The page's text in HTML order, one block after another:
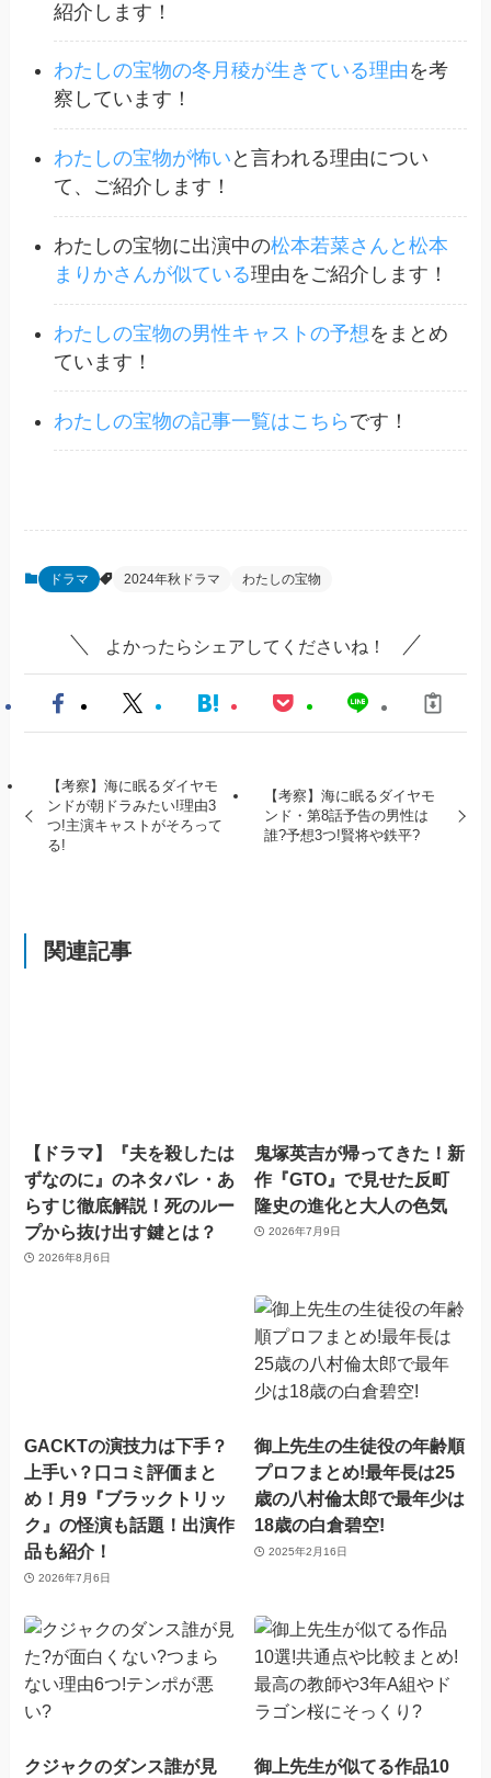
紹介します！
わたしの宝物の冬月稜が生きている理由を考
察しています！
わたしの宝物が怖い と言われる理由につい
て、ご紹介します！
わたしの宝物に出演中の松本若菜さんと松本
まりかさんが似ている理由をご紹介します！
わたしの宝物の男性キャストの予想をまとめ
ています！
わたしの宝物の記事一覧はこちら です！
ドラマ 2024年秋ドラマ わたしの宝物
よかったらシェアしてくださいね！
【考察】海に眠るダイヤモ
ンドが朝ドラみたい!理由3
つ!主演キャストがそろって
る!
【考察】海に眠るダイヤモ
ンド・第8話予告の男性は
誰?予想3つ!賢将や鉄平?
関連記事
【ドラマ】『夫を殺したは
ずなのに』のネタバレ・あ
らすじ徹底解説！死のルー
プから抜け出す鍵とは？
2026年8月6日
鬼塚英吉が帰ってきた！新
作『GTO』で見せた反町
隆史の進化と大人の色気
2026年7月9日
GACKTの演技力は下手？
上手い？口コミ評価まと
め！月9『ブラックトリッ
ク』の怪演も話題！出演作
品も紹介！
2026年7月6日
御上先生の生徒役の年齢順
プロフまとめ!最年長は25
歳の八村倫太郎で最年少は
18歳の白倉碧空!
2025年2月16日
クジャクのダンス誰が見
御上先生が似てる作品10